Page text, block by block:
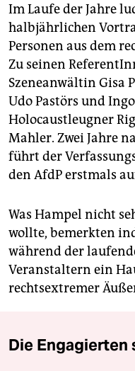
Im Laufe der Jahre
halbjährlichen
Personen aus dem
Zu seinen
Szeneanwältin Gisa
Udo Pastörs und
Holocaustleugner
Mahler. Zwei Jahre
führt der
den AfdP erstmals
Was Hampel nicht
wollte, bemerkten
während der
Veranstaltern ein
rechtsextremer
Die Engagierten